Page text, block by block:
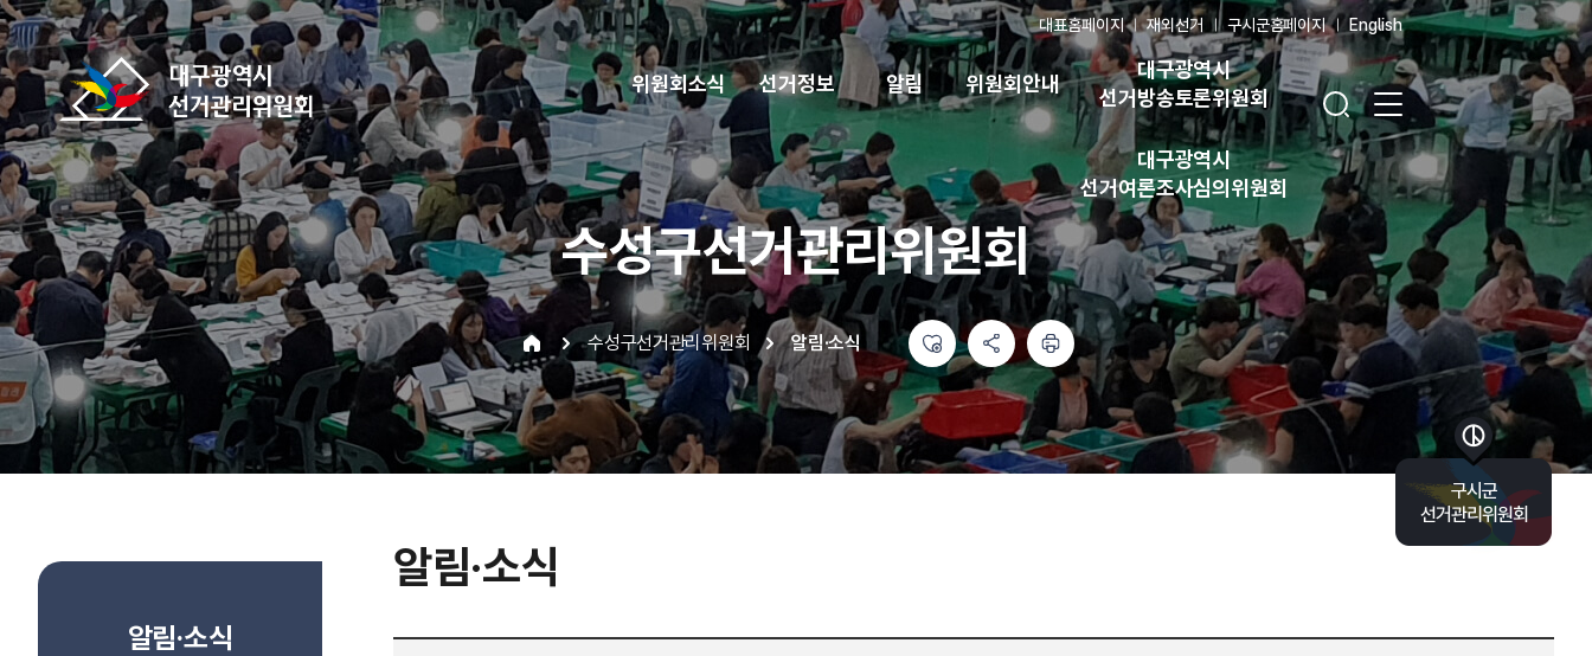
바로가기 메뉴
대표홈페이지 재외선거 구시군홈페이지 English
위원회소식 선거정보 알림 위원회안내
대구광역시
선거방송토론위원회
대구광역시
선거여론조사심의위원회
수성구선거관리위원회
수성구선거관리위원회 알림·소식
알림·소식
알림·소식
구시군
선거관리위원회
바로가기 목록 열기